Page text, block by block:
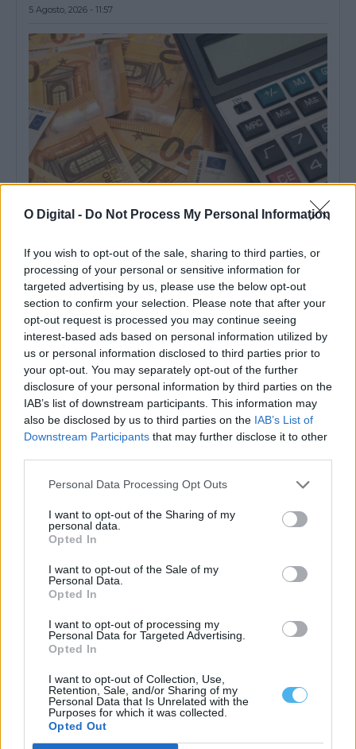
O Digital - Do Not Process My Personal Information
If you wish to opt-out of the sale, sharing to third parties, or
processing of your personal or sensitive information for
targeted advertising by us, please use the below opt-out
section to confirm your selection. Please note that after your
opt-out request is processed you may continue seeing
interest-based ads based on personal information utilized by
us or personal information disclosed to third parties prior to
your opt-out. You may separately opt-out of the further
disclosure of your personal information by third parties on the
IAB’s list of downstream participants. This information may
also be disclosed by us to third parties on the IAB’s List of
Downstream Participants that may further disclose it to other
Personal Data Processing Opt Outs
I want to opt-out of the Sharing of my
personal data.
Opted In
I want to opt-out of the Sale of my
Personal Data.
Opted In
I want to opt-out of processing my
Personal Data for Targeted Advertising.
Opted In
I want to opt-out of Collection, Use,
Retention, Sale, and/or Sharing of my
Personal Data that Is Unrelated with the
Purposes for which it was collected.
Opted Out
5 Agosto, 2026 - 11:57
património histórico
O programa Alentejo 2030 tem abertas candidaturas para apoiar
investimentos de valorização cultural e...
4 Agosto, 2026 - 23:02
Câmara de Redondo lança concurso de 712 mil euros para
requalificar Bairro António Festas
a primeira fase da...
4 Agosto, 2026 - 17:13